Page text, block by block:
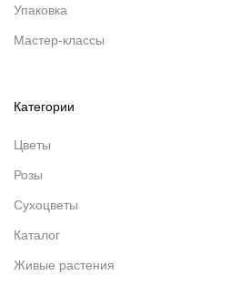
Упаковка
Мастер-классы
Категории
Цветы
Розы
Сухоцветы
Каталог
Живые растения